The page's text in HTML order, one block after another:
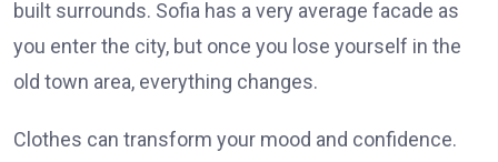
built surrounds. Sofia has a very average facade as
you enter the city, but once you lose yourself in the
old town area, everything changes.
Clothes can transform your mood and confidence.